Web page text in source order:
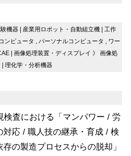
機器 産業用ロボット・自動組立機
工作
ンピュータ , パーソナルコンピュータ , ワー
画像処理装置・ディスプレイ 》 画像処
理化学・分析機器
検査における「マンパワー / 労
応 / 職人技の継承・育成 / 検
の製造プロセスからの脱却」